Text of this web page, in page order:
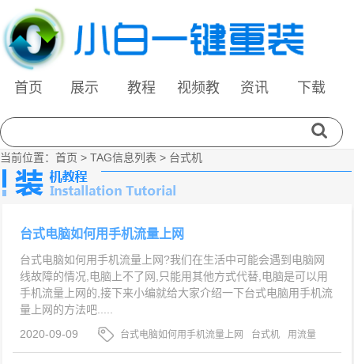
首页 展示 教程
视频教
资讯 下载
当前位置： 首页 > TAG信息列表 > 台式机
台式电脑如何用手机流量上网
台式电脑如何用手机流量上网?我们在生活中可能会遇到电脑网
线故障的情况,电脑上不了网,只能用其他方式代替,电脑是可以用
手机流量上网的,接下来小编就给大家介绍一下台式电脑用手机流
量上网的方法吧.....
2020-09-09
台式电脑如何用手机流量上网 台式机
用流量
上网